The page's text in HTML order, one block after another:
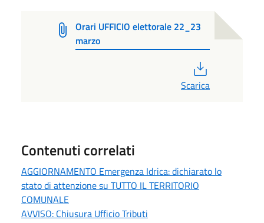
Orari UFFICIO elettorale 22_23
marzo
Scarica
Contenuti correlati
AGGIORNAMENTO Emergenza Idrica: dichiarato lo
stato di attenzione su TUTTO IL TERRITORIO
COMUNALE
AVVISO: Chiusura Ufficio Tributi